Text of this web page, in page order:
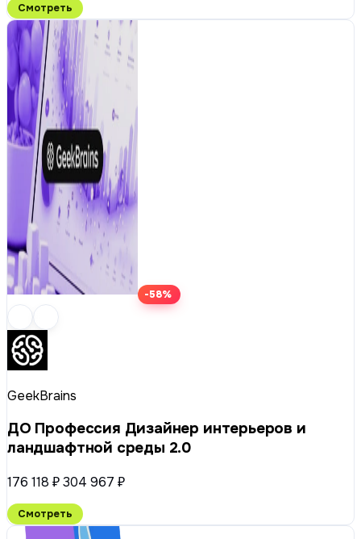
Смотреть
-58%
GeekBrains
ДО Профессия Дизайнер интерьеров и
ландшафтной среды 2.0
176 118 ₽304 967 ₽
Смотреть